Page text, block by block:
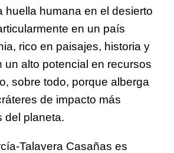
huella humana en el desierto
en un país
rico en paisajes, historia y
un alto potencial en recursos
sobre todo, porque alberga
de impacto más
del planeta.
Talavera Casañas es